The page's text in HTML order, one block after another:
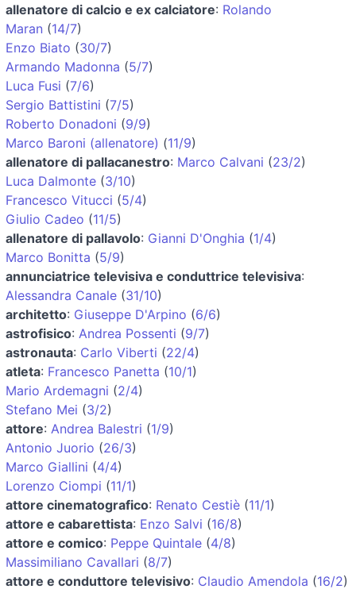
allenatore di calcio e ex calciatore: Rolando
Maran (14/7)
Enzo Biato (30/7)
Armando Madonna (5/7)
Luca Fusi (7/6)
Sergio Battistini (7/5)
Roberto Donadoni (9/9)
Marco Baroni (allenatore) (11/9)
allenatore di pallacanestro: Marco Calvani (23/2)
Luca Dalmonte (3/10)
Francesco Vitucci (5/4)
Giulio Cadeo (11/5)
allenatore di pallavolo: Gianni D'Onghia (1/4)
Marco Bonitta (5/9)
annunciatrice televisiva e conduttrice televisiva:
Alessandra Canale (31/10)
architetto: Giuseppe D'Arpino (6/6)
astrofisico: Andrea Possenti (9/7)
astronauta: Carlo Viberti (22/4)
atleta: Francesco Panetta (10/1)
Mario Ardemagni (2/4)
Stefano Mei (3/2)
attore: Andrea Balestri (1/9)
Antonio Juorio (26/3)
Marco Giallini (4/4)
Lorenzo Ciompi (11/1)
attore cinematografico: Renato Cestiè (11/1)
attore e cabarettista: Enzo Salvi (16/8)
attore e comico: Peppe Quintale (4/8)
Massimiliano Cavallari (8/7)
attore e conduttore televisivo: Claudio Amendola (16/2)